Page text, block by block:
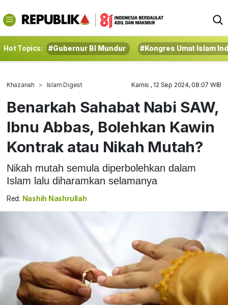
Hot Topics: #Gubernur BI Mundur #Kongres Umat Islam
Khazanah Islam Digest Kamis , 12 Sep 2024, 08:07 WIB
Benarkah Sahabat Nabi SAW,
Ibnu Abbas, Bolehkan Kawin
Kontrak atau Nikah Mutah?
Nikah mutah semula diperbolehkan dalam
Islam lalu diharamkan selamanya
Red: Nashih Nashrullah